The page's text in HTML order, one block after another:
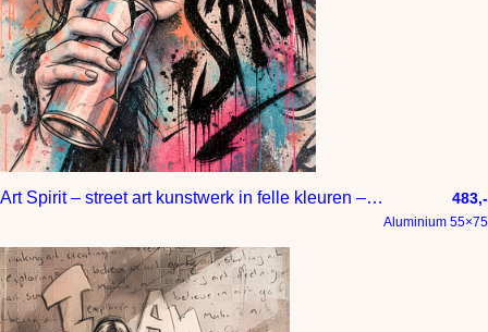
Art Spirit – street art kunstwerk in felle kleuren – vrouw met spuitbus 483,-
Aluminium 55×75